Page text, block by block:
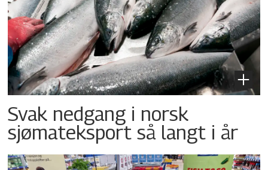
Svak nedgang i norsk
sjømateksport så langt i år